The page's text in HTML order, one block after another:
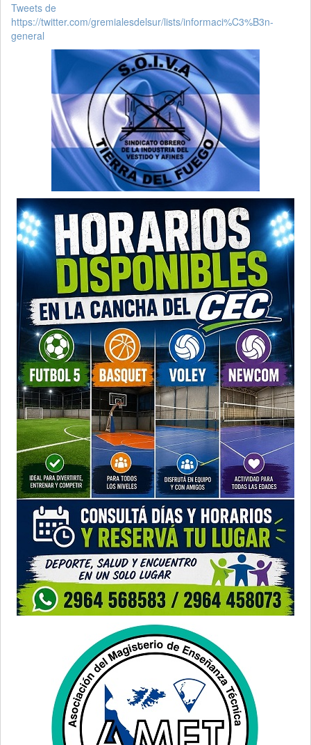
Tweets de
https://twitter.com/gremialesdelsur/lists/informaci%C3%B3n-
general